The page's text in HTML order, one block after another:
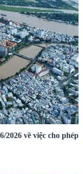
2026 về việc cho phép